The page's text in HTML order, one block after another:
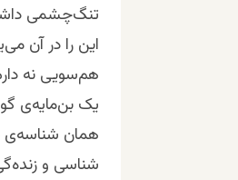
تنگ‌چشمی
این را در آن
هم‌سویی نه
یک بن‌مایه‌ی
همان شناسه‌ی
شناسی و